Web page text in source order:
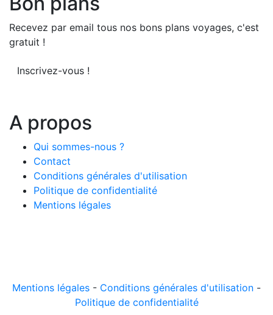
Recevez par email tous nos bons plans voyages, c'est
gratuit !
Inscrivez-vous !
A propos
Qui sommes-nous ?
Contact
Conditions générales d'utilisation
Politique de confidentialité
Mentions légales
Mentions légales - Conditions générales d'utilisation -
Politique de confidentialité